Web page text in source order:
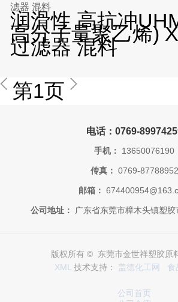
滤器 混料
润滑性 高抗冲
高分子量聚乙烯)
过滤器 混料
第1页
电话：0769-
手机： 13650076190
传真： 0769-87788952
邮箱：
公司地址： 广东省东莞市樟木头镇塑
版权所有 © 东莞市金世祥塑胶原
XML 技术支持： 盖德化工网 食
公司首页